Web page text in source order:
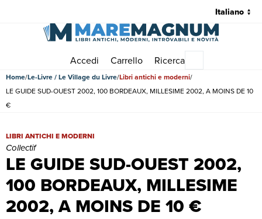
Accedi Carrello Ricerca
Home Le-Livre / Le Village du Livre Libri antichi e moderni
LE GUIDE SUD-OUEST 2002, 100 BORDEAUX, MILLESIME 2002, A MOINS DE 10
€
LE GUIDE SUD-OUEST 2002,
100 BORDEAUX, MILLESIME
2002, A MOINS DE 10 €
LE GUIDE SUD-OUEST 2002, 100 BORDEAUX, MILLESIME
LIBRI ANTICHI E MODERNI
Collectif